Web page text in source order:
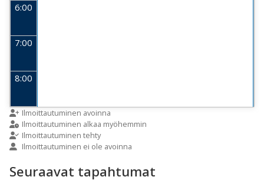
6:00
7:00
8:00
9:00
10:00
Ilmoittautuminen avoinna
Ilmoittautuminen alkaa myöhemmin
Ilmoittautuminen tehty
Ilmoittautuminen ei ole avoinna
Seuraavat tapahtumat